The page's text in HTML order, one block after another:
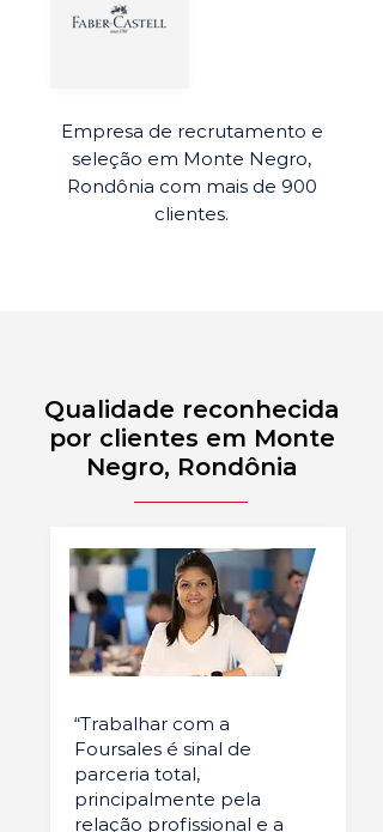
Empresa de recrutamento e
seleção em Monte Negro,
Rondônia com mais de 900
clientes.
Qualidade reconhecida
por clientes em Monte
Negro, Rondônia
“Trabalhar com a
Foursales é sinal de
parceria total,
principalmente pela
relação profissional e a